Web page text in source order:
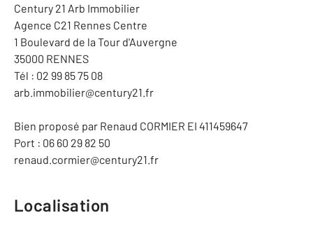
Century 21 Arb Immobilier
Agence C21 Rennes Centre
1 Boulevard de la Tour d'Auvergne
35000 RENNES
Tél : 02 99 85 75 08
arb.immobilier@century21.fr
Bien proposé par Renaud CORMIER EI 411459647
Port : 06 60 29 82 50
renaud.cormier@century21.fr
Localisation